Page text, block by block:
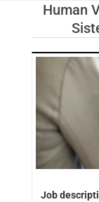
Human
Job